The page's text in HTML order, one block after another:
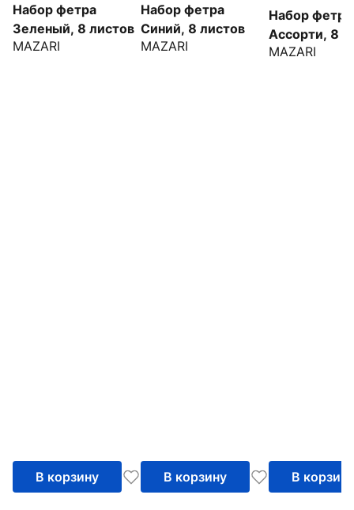
Набор фетра
Зеленый, 8 листов
MAZARI
В корзину
Набор фетра
Синий, 8 листов
MAZARI
В корзину
Набор фетра
Ассорти, 8
8 листов
MAZARI
В корзину